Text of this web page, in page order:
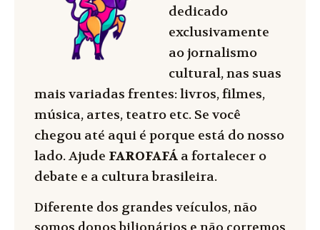
dedicado
exclusivamente
ao jornalismo
cultural, nas suas
mais variadas frentes: livros, filmes,
música, artes, teatro etc. Se você
chegou até aqui é porque está do nosso
lado. Ajude FAROFAFÁ a fortalecer o
debate e a cultura brasileira.
Diferente dos grandes veículos, não